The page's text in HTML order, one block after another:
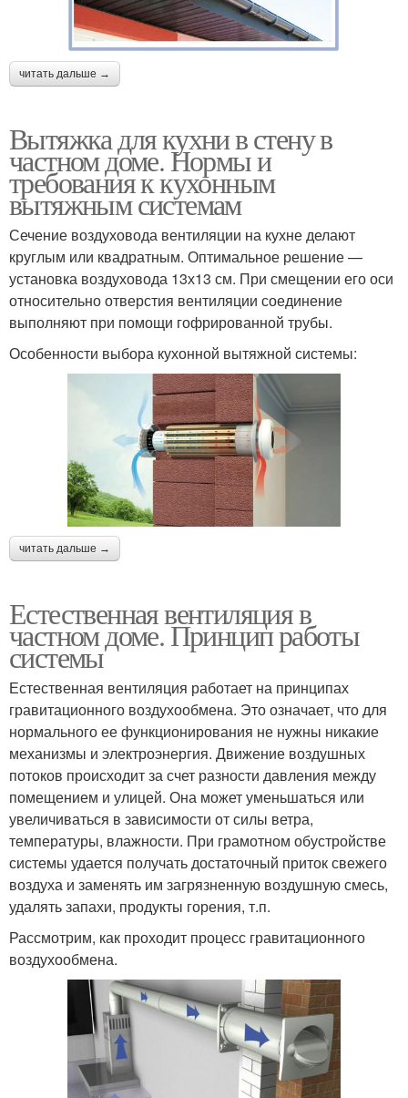
читать дальше →
Вытяжка для кухни в стену в
частном доме. Нормы и
требования к кухонным
вытяжным системам
Сечение воздуховода вентиляции на кухне делают
круглым или квадратным. Оптимальное решение —
установка воздуховода 13х13 см. При смещении его оси
относительно отверстия вентиляции соединение
выполняют при помощи гофрированной трубы.
Особенности выбора кухонной вытяжной системы:
читать дальше →
Естественная вентиляция в
частном доме. Принцип работы
системы
Естественная вентиляция работает на принципах
гравитационного воздухообмена. Это означает, что для
нормального ее функционирования не нужны никакие
механизмы и электроэнергия. Движение воздушных
потоков происходит за счет разности давления между
помещением и улицей. Она может уменьшаться или
увеличиваться в зависимости от силы ветра,
температуры, влажности. При грамотном обустройстве
системы удается получать достаточный приток свежего
воздуха и заменять им загрязненную воздушную смесь,
удалять запахи, продукты горения, т.п.
Рассмотрим, как проходит процесс гравитационного
воздухообмена.